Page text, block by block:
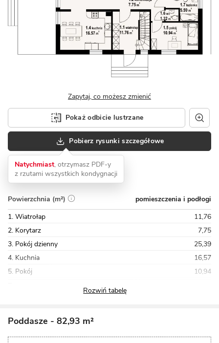
Zapytaj, co możesz zmienić
Pokaż odbicie lustrzane
Pobierz rysunki szczegółowe
Natychmiast, otrzymasz PDF-y
z rzutami wszystkich kondygnacji
Powierzchnia (m²)
pomieszczenia i podłogi
1. Wiatrołap
11,76
2. Korytarz
7,75
3. Pokój dzienny
25,39
4. Kuchnia
16,57
5. Pokój
10,94
Poddasze - 82,93 m²